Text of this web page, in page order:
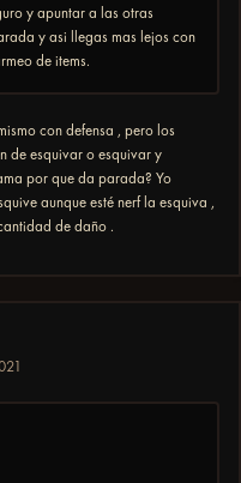
y apuntar a las otras
y asi llegas mas lejos con
de items.
con defensa , pero los
de esquivar o esquivar y
por que da parada? Yo
aunque esté nerf la esquiva ,
de daño .